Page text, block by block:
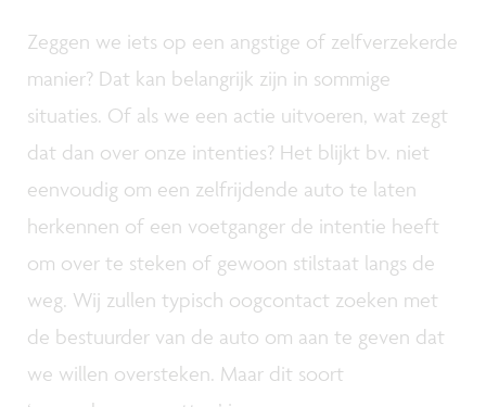
Zeggen we iets op een angstige of zelfverzekerde
manier? Dat kan belangrijk zijn in sommige
situaties. Of als we een actie uitvoeren, wat zegt
dat dan over onze intenties? Het blijkt bv. niet
eenvoudig om een zelfrijdende auto te laten
herkennen of een voetganger de intentie heeft
om over te steken of gewoon stilstaat langs de
weg. Wij zullen typisch oogcontact zoeken met
de bestuurder van de auto om aan te geven dat
we willen oversteken. Maar dit soort